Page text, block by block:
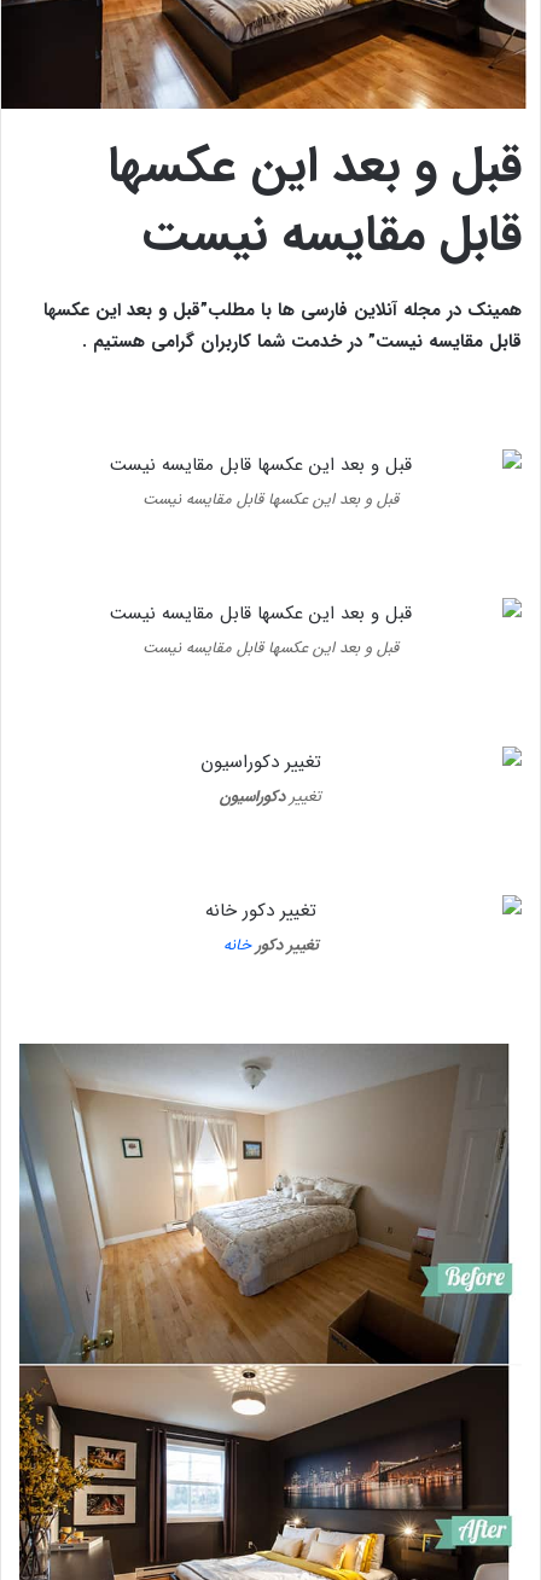
قبل و بعد این عکسها
قابل مقایسه نیست
همینک در مجله آنلاین فارسی ها با مطلب”قبل و بعد این عکسها
قابل مقایسه نیست” در خدمت شما کاربران گرامی هستیم .
قبل و بعد این عکسها قابل مقایسه نیست
قبل و بعد این عکسها قابل مقایسه نیست
تغییردکوراسیون
تغییر دکور خانه